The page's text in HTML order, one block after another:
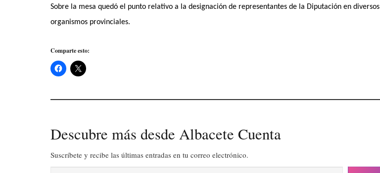
Sobre la mesa quedó el punto relativo a la designación de representantes de la Diputación en diversos
organismos provinciales.
Comparte esto:
Descubre más desde Albacete Cuenta
Suscríbete y recibe las últimas entradas en tu correo electrónico.
Escribe tu correo electrónico…